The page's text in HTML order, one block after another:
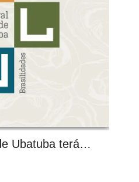
Ubatuba terá…